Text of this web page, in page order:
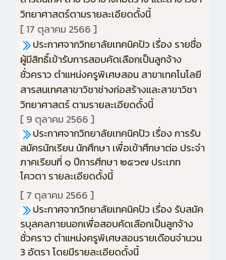
วิทยาศาสตร์ตามรายละเอียดดั้งนี้
[ 17 ตุลาคม 2566 ]
ประกาศจากวิทยาลัยเทคนิคปัว เรื่อง รายชื่อ
ผู้มีสิทธิ์เข้ารับการสอบคัดเลือกเป็นลูกจ้าง
ชั่วคราว ตำแหน่งครูพิเศษสอน สาขาเทคโนโลยี
สารสนเทศสาขาวิชาช่างก่อสร้างและสาขาวิชา
วิทยาศาสตร์ ตามรายละเอียดดั้งนี้
[ 9 ตุลาคม 2566 ]
ประกาศจากวิทยาลัยเทคนิคปัว เรื่อง การรับ
สมัครนักเรียน นักศึกษา เพื่อเข้าศึกษาต่อ ประจำ
ภาคเรียนที่ ๑ ปีการศึกษา ๒๕๖๗ ประเภท
โควตา รายละเอียดดั้งนี้
[ 7 ตุลาคม 2566 ]
ประกาศจากวิทยาลัยเทคนิคปัว เรื่อง รับสมัค
รบุลคลภายนอกเพื่อสอบคัดเลือกเป็นลูกจ้าง
ชั่วคราว ตำแหน่งครูพิเศษสอนรายเดือนจำนวน
3 อัตรา โดยมีรายละเอียดดั้งนี้